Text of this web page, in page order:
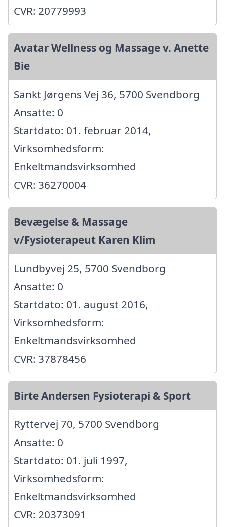
CVR: 20779993
Avatar Wellness og Massage v. Anette
Bie
Sankt Jørgens Vej 36, 5700 Svendborg
Ansatte: 0
Startdato: 01. februar 2014,
Virksomhedsform:
Enkeltmandsvirksomhed
CVR: 36270004
Bevægelse & Massage
v/Fysioterapeut Karen Klim
Lundbyvej 25, 5700 Svendborg
Ansatte: 0
Startdato: 01. august 2016,
Virksomhedsform:
Enkeltmandsvirksomhed
CVR: 37878456
Birte Andersen Fysioterapi & Sport
Ryttervej 70, 5700 Svendborg
Ansatte: 0
Startdato: 01. juli 1997,
Virksomhedsform:
Enkeltmandsvirksomhed
CVR: 20373091